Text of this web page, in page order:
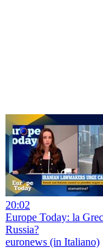
20:02
Europe Today: la
Russia?
euronews (in Italiano)